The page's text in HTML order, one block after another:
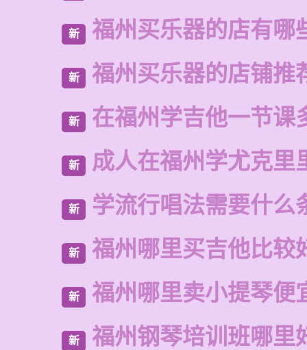
新 福州买乐器的店有哪
新 福州买乐器的店铺推
新 在福州学吉他一节课
新 成人在福州学尤克里
新 学流行唱法需要什么
新 福州哪里买吉他比较
新 福州哪里卖小提琴便
新 福州钢琴培训班哪里